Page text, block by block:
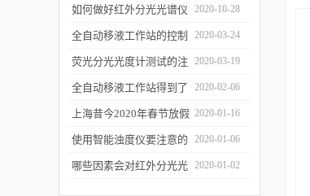
二届上海沪助科研圈发展
年会
如何做好红外分光光谱仪
的防潮工作
2020-10-28
全自动移液工作站的控制
软件有哪些特点
2020-03-24
荧光分光光度计测试的注
意事项有哪些
2020-03-19
全自动移液工作站得到了
广泛的应用
2020-02-06
上海昔今2020年春节放假
通知
2020-01-16
使用智能浊度仪要注意的
几个要点
2020-01-06
哪些因素会对红外分光光 2020-01-02